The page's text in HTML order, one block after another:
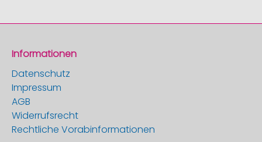
Informationen
Datenschutz
Impressum
AGB
Widerrufsrecht
Rechtliche Vorabinformationen